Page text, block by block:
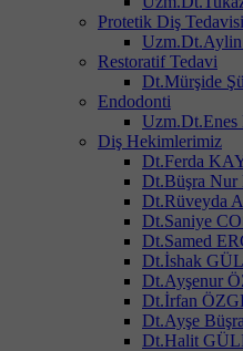
Protetik Diş Tedavisi
Uzm.Dt.Aylin
Restoratif Tedavi
Dt.Mürşide
Endodonti
Diş Hekimlerimiz
Dt.Ferda
Dt.Büşra
Dt.Rüveyda
Dt.Saniye
Dt.Samed
Dt.İshak
Dt.Ayşenur
Dt.İrfan
Dt.Ayşe
Dt.Halit